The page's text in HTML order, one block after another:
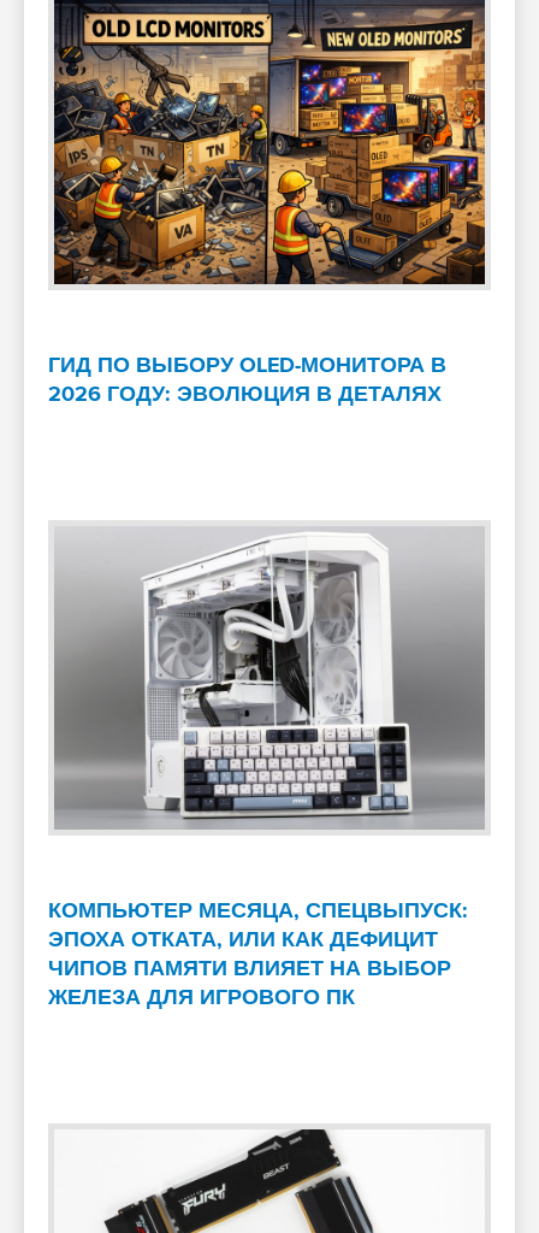
ГИД ПО ВЫБОРУ OLED-МОНИТОРА В
2026 ГОДУ: ЭВОЛЮЦИЯ В ДЕТАЛЯХ
КОМПЬЮТЕР МЕСЯЦА, СПЕЦВЫПУСК:
ЭПОХА ОТКАТА, ИЛИ КАК ДЕФИЦИТ
ЧИПОВ ПАМЯТИ ВЛИЯЕТ НА ВЫБОР
ЖЕЛЕЗА ДЛЯ ИГРОВОГО ПК